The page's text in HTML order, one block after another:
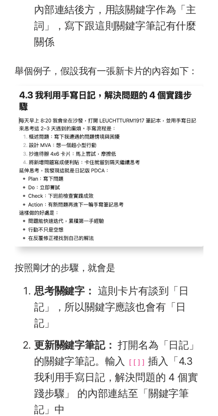
內部連結後方，用該關鍵字作為「主
詞」，寫下跟這則關鍵字筆記有什麼
關係
舉個例子，假設我有一張新卡片的內容如下：
按照剛才的步驟，就會是
思考關鍵字： 這則卡片有談到「日
記」，所以關鍵字應該也會有「日
記」
更新關鍵字筆記： 打開名為「日記」
的關鍵字筆記。輸入
[[]] 插入「4.3
我利用手寫日記，解決問題的 4 個實
踐步驟」 的內部連結至「關鍵字筆
記」中